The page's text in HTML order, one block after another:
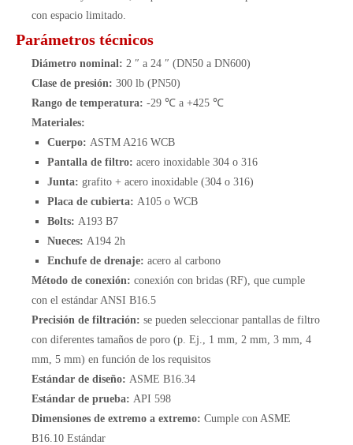
con espacio limitado.
Parámetros técnicos
Diámetro nominal: 2 ″ a 24 ″ (DN50 a DN600)
Clase de presión: 300 lb (PN50)
Rango de temperatura: -29 ℃ a +425 ℃
Materiales:
Cuerpo: ASTM A216 WCB
Pantalla de filtro: acero inoxidable 304 o 316
Junta: grafito + acero inoxidable (304 o 316)
Placa de cubierta: A105 o WCB
Bolts: A193 B7
Nueces: A194 2h
Enchufe de drenaje: acero al carbono
Método de conexión: conexión con bridas (RF), que cumple
con el estándar ANSI B16.5
Precisión de filtración: se pueden seleccionar pantallas de filtro
con diferentes tamaños de poro (p. Ej., 1 mm, 2 mm, 3 mm, 4
mm, 5 mm) en función de los requisitos
Estándar de diseño: ASME B16.34
Estándar de prueba: API 598
Dimensiones de extremo a extremo: Cumple con ASME
B16.10 Estándar